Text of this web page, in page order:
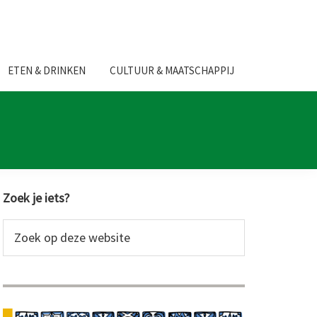
ETEN & DRINKEN CULTUUR & MAATSCHAPPIJ
Primaire
Sidebar
Zoek je iets?
op
website